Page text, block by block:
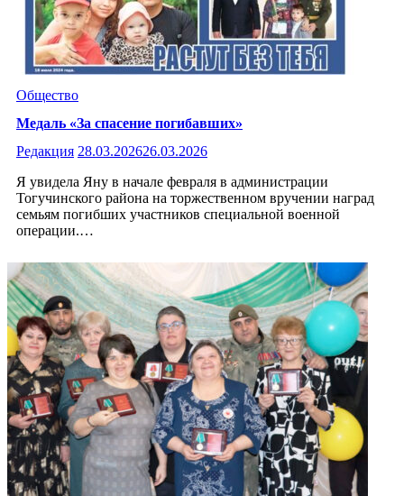
Общество
Медаль «За спасение погибавших»
Редакция 28.03.202626.03.2026
Я увидела Яну в начале февраля в администрации
Тогучинского района на торжественном вручении наград
семьям погибших участников специальной военной
операции.…